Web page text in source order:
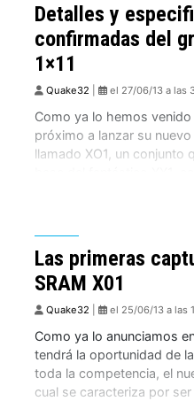
Detalles y
confirmadas del
1×11
Quake32 el 27/06/13 a las
Como ya lo hemos
próximo a lanzar su
llamado XO1, un conjunto
Las primeras
SRAM X01
Quake32 el 25/06/13 a las
Como ya lo anunciamos
tendrá la oportunidad de
toda la competencia, el
cual se caracteriza por